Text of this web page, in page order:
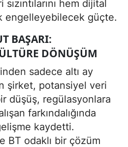
hem dijital
engelleyebilecek güçte.
BAŞARI:
DÖNÜŞÜM
sadece altı ay
şirket, potansiyel veri
düşüş, regülasyonlara
farkındalığında
kaydetti.
BT odaklı bir çözüm